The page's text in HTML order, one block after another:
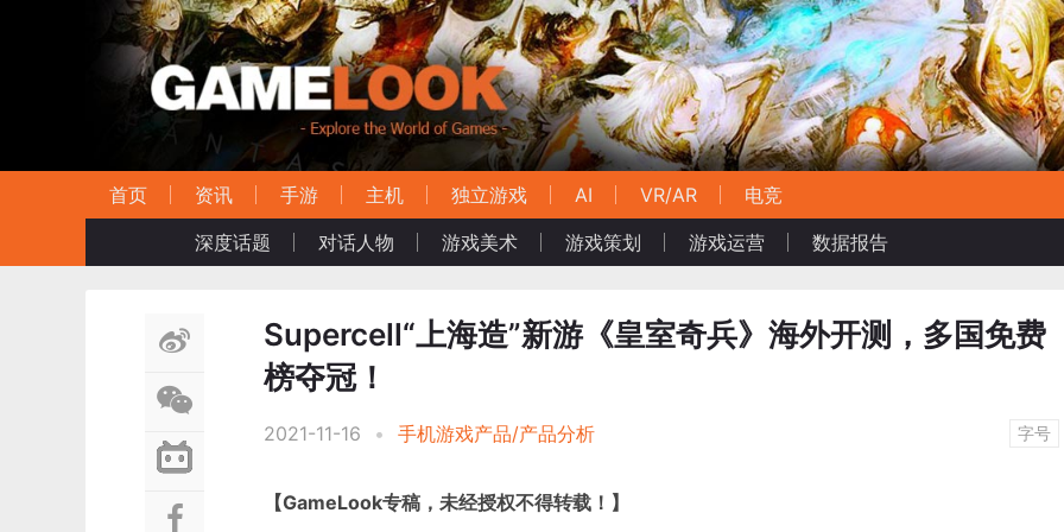
首页 资讯 手游 主机 独立游戏 AI VR/AR
电竞
深度话题
对话人物 游戏美术 游戏策划 游戏运营 数据报告
Supercell“上海造”新游《皇室奇兵》海外开测，多国免费
榜夺冠！
2021-11-16 • 手机游戏产品/产品分析 字号
【GameLook专稿，未经授权不得转载！】